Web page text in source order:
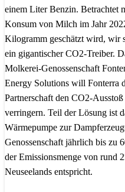
einem Liter Benzin. Betrachtet
Konsum von Milch im Jahr
Kilogramm geschätzt wird, wir
ein gigantischer CO2-Treiber.
Molkerei-Genossenschaft
Energy Solutions will Fonterra
Partnerschaft den CO2-
verringern. Teil der Lösung ist
Wärmepumpe zur
Genossenschaft jährlich bis zu
der Emissionsmenge von rund
Neuseelands entspricht.